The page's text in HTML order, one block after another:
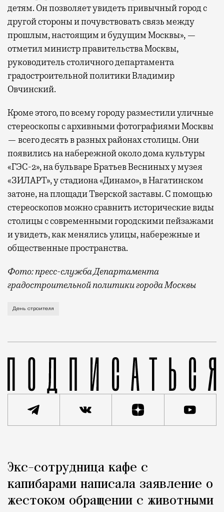
детям. Он позволяет увидеть привычный город с
другой стороны и почувствовать связь между
прошлым, настоящим и будущим Москвы», —
отметил министр правительства Москвы,
руководитель столичного департамента
градостроительной политики Владимир
Овчинский.
Кроме этого, по всему городу разместили уличные
стереоскопы с архивными фотографиями Москвы
— всего десять в разных районах столицы. Они
появились на набережной около дома культуры
«ГЭС-2», на бульваре Братьев Весниных у музея
«ЗИЛАРТ», у стадиона «Динамо», в Нагатинском
затоне, на площади Тверской заставы. С помощью
стереоскопов можно сравнить исторические виды
столицы с современными городскими пейзажами
и увидеть, как менялись улицы, набережные и
общественные пространства.
Фото: пресс-служба Департамента
градостроительной политики города Москвы
В этом году профессиональный праздник День
День строителя
Город
Экс-сотрудница кафе с
капибарами написала заявление о
жестоком обращении с животными